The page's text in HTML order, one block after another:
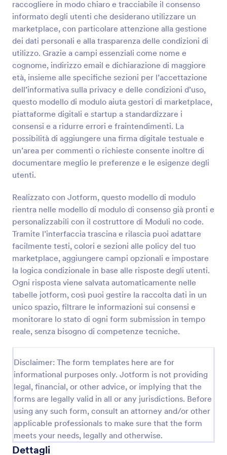
raccogliere in modo chiaro e tracciabile il consenso
informato degli utenti che desiderano utilizzare un
marketplace, con particolare attenzione alla gestione
dei dati personali e alla trasparenza delle condizioni di
utilizzo. Grazie a campi essenziali come nome e
cognome, indirizzo email e dichiarazione di maggiore
età, insieme alle specifiche sezioni per l’accettazione
dell’informativa sulla privacy e delle condizioni d’uso,
questo modello di modulo aiuta gestori di marketplace,
piattaforme digitali e startup a standardizzare i
consensi e a ridurre errori e fraintendimenti. La
possibilità di aggiungere una firma digitale testuale e
un’area per commenti o richieste consente inoltre di
documentare meglio le preferenze e le esigenze degli
utenti.
Realizzato con Jotform, questo modello di modulo
rientra nelle modello di modulo di consenso già pronti e
personalizzabili con il costruttore di Moduli no code.
Tramite l’interfaccia trascina e rilascia puoi adattare
facilmente testi, colori e sezioni alle policy del tuo
marketplace, aggiungere campi opzionali e impostare
la logica condizionale in base alle risposte degli utenti.
Ogni risposta viene salvata automaticamente nelle
tabelle jotform, così puoi gestire la raccolta dati in un
unico spazio, filtrare le informazioni sui consensi e
monitorare lo stato di ogni form submission in tempo
reale, senza bisogno di competenze tecniche.
Disclaimer: The form templates here are for
informational purposes only. Jotform is not providing
legal, financial, or other advice, or implying that the
forms are legally valid in all or any jurisdictions. Before
using any such form, consult an attorney and/or other
applicable professionals to make sure that the form
meets your needs, legally and otherwise.
Dettagli
Anteprima
Modulo Di Autorizzazione Fotografica E Video
Raccogli il consenso all’uso di foto e video per
eventi, scuole, associazioni e produzioni creative
con il Modulo di liberatoria per foto e video,
personalizzabile in Jotform per una raccolta dati
ordinata e facile da gestire.
Go to Category:
Moduli di Consenso
Usa Template
Anteprima